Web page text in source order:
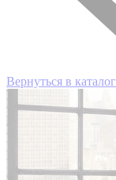
Вернуться в каталог